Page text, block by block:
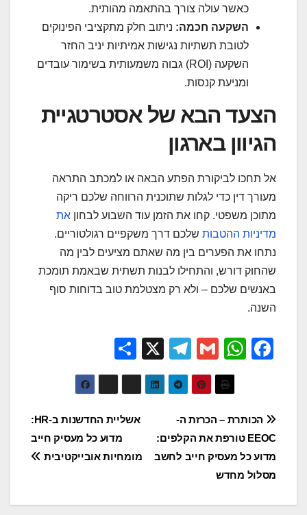
כאשר עולה צורך בהתאמה מהותית.
השקעה חכמה: ניתוב חלק מתקציבי הפינוקים
לטובת תשתיות נגישות אמיתיות יניב החזר
השקעה (ROI) גבוה משמעותית בשימור עובדים
ומניעת קנסות.
הצעד הבא של אסטרטגיית
הגיוון בארגון
אל תחכו לביקורת הפתע הבאה או למכתב התראה
מעורך דין כדי לגלות שתוכנית הרווחה שלכם ריקה
מתוכן משפטי. קחו את הזמן עוד השבוע לבחון את
מדיניות ההטבות שלכם דרך משקפיים רגולטוריים.
נתחו את הפערים בין מה שאתם מציעים לבין מה
שהחוק דורש, והתחילו לבנות תשתית שבאמת תומכת
באנשים שלכם – ולא רק מצטלמת טוב בדוחות סוף
השנה.
F
e
b
o
o
k
W
h
at
s
A
p
p
G
m
ail
T
el
e
a
m
X
h
ar
e
ניווט
אשליית החדשנות ב-HR:
מדוע כל מעסיק חייב
מומחיות אובייקטיבית
הכותרת – הכרזת ה-
EEOC טורפת את הקלפים:
מדוע כל מעסיק חייב לחשב
מסלול מחדש